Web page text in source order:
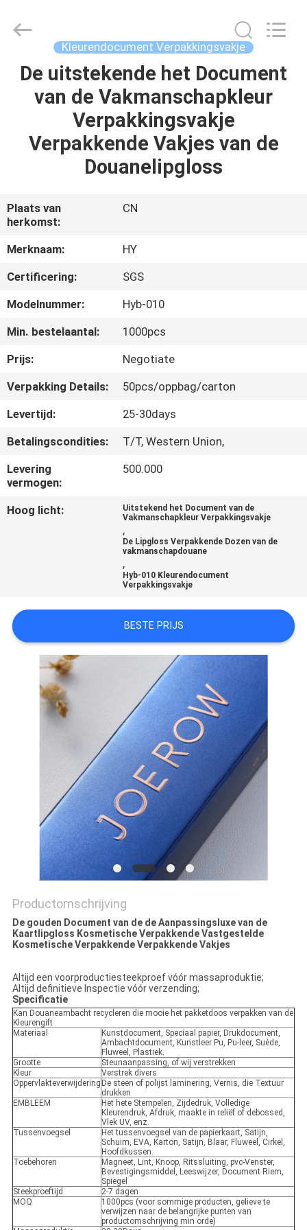
HUIS
PRODUCTEN
FABRIEKSTOCHT
KWALITEITSCONTROLE
NEEM
CONTACT
MET
ONS
OP
NIEUWS
VRAAG
EEN
PRIVACYBELEID
Co.,Ltd.
Kleurendocument Verpakkingsvakje
De uitstekende het Document
van de Vakmanschapkleur
Verpakkingsvakje
Verpakkende Vakjes van de
Douanelipgloss
Plaats van
herkomst:
CN
Merknaam:
HY
Certificering:
SGS
Modelnummer:
Hyb-010
Min. bestelaantal:
1000pcs
Prijs:
Negotiate
Verpakking Details:
50pcs/oppbag/carton
Levertijd:
25-30days
Betalingscondities:
T/T, Western Union,
Levering
vermogen:
500.000
Hoog licht:
Uitstekend het Document van de
Vakmanschapkleur Verpakkingsvakje
,
De Lipgloss Verpakkende Dozen van de
vakmanschapdouane
,
Hyb-010 Kleurendocument
Verpakkingsvakje
BESTE PRIJS
Productomschrijving
De gouden Document van de de Aanpassingsluxe van de
Kaartlipgloss Kosmetische Verpakkende Vastgestelde
Kosmetische Verpakkende Verpakkende Vakjes
Altijd een voorproductiesteekproef vóór massaproduktie;
Altijd definitieve Inspectie vóór verzending;
Specificatie
Kan Douaneambacht recycleren die mooie het pakketdoos verpakken van de
Kleurengift
Materiaal
Kunstdocument, Speciaal papier, Drukdocument,
Ambachtdocument, Kunstleer Pu, Pu-leer, Suède,
Fluweel, Plastiek.
Grootte
Steunaanpassing, of wij verstrekken
Kleur
Verstrek divers
Oppervlakteverwijdering De steen of polijst laminering, Vernis, die Textuur
drukken
EMBLEEM
Het hete Stempelen, Zijdedruk, Volledige
Kleurendruk, Afdruk, maakte in reliëf of debossed,
Vlek UV, enz.
Tussenvoegsel
Het tussenvoegsel van de papierkaart, Satijn,
Schuim, EVA, Karton, Satijn, Blaar, Fluweel, Cirkel,
Hoofdkussen.
Toebehoren
Magneet, Lint, Knoop, Ritssluiting, pvc-Venster,
Bevestigingsmiddel, Leeswijzer, Document Riem,
Spiegel
Steekproeftijd
2-7 dagen
MOQ
1000pcs (voor sommige producten, gelieve te
verwijzen naar de belangrijke punten van
productomschrijving min orde)